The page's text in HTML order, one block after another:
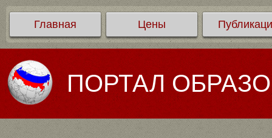
Главная Цены
ПОРТАЛ